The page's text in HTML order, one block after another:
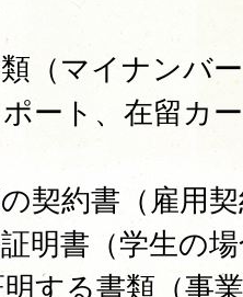
（マイナンバ
ート、在留カ
契約書（雇用
明書（学生の
する書類（事